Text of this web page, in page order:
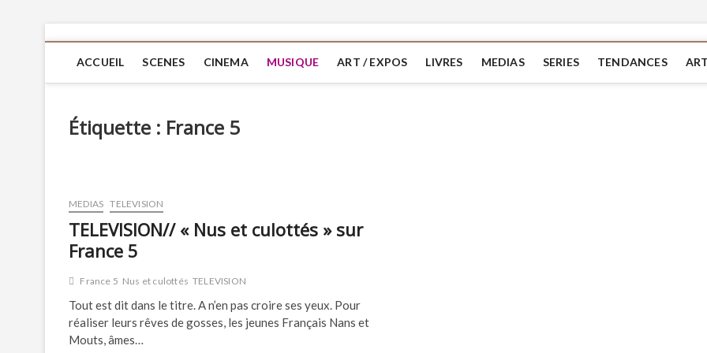
ACCUEIL SCENES CINEMA MUSIQUE ART / EXPOS LIVRES MEDIAS SERIES TENDANCES
Étiquette : France 5
MEDIAS TELEVISION
TELEVISION// « Nus et culottés » sur
France 5
France 5 Nus et culottés TELEVISION
Tout est dit dans le titre. A n’en pas croire ses yeux. Pour
réaliser leurs rêves de gosses, les jeunes Français Nans et
Mouts, âmes…